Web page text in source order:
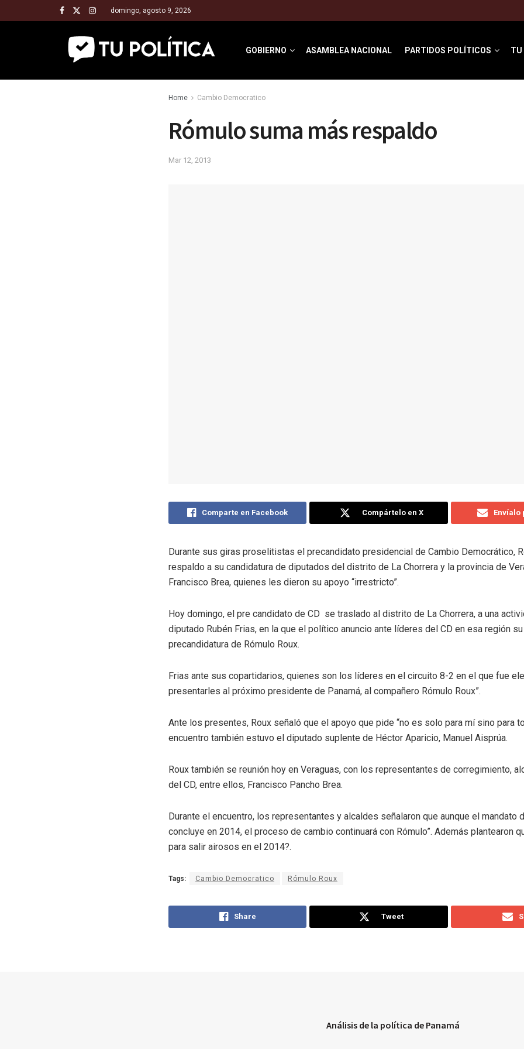
domingo, agosto 9, 2026
GOBIERNO ASAMBLEA NACIONAL PARTIDOS POLÍTICOS TU
Home Cambio Democratico
Rómulo suma más respaldo
Mar 12, 2013
Comparte en Facebook Compártelo en X Envíalo
Durante sus giras proselitistas el precandidato presidencial de Cambio Democrático,
respaldo a su candidatura de diputados del distrito de La Chorrera y la provincia de
Francisco Brea, quienes les dieron su apoyo “irrestricto”.
Hoy domingo, el pre candidato de CD se traslado al distrito de La Chorrera, a una
diputado Rubén Frias, en la que el político anuncio ante líderes del CD en esa región
precandidatura de Rómulo Roux.
Frias ante sus copartidarios, quienes son los líderes en el circuito 8-2 en el que fue
presentarles al próximo presidente de Panamá, al compañero Rómulo Roux”.
Ante los presentes, Roux señaló que el apoyo que pide “no es solo para mí sino para
encuentro también estuvo el diputado suplente de Héctor Aparicio, Manuel Aisprúa.
Roux también se reunión hoy en Veraguas, con los representantes de corregimiento,
del CD, entre ellos, Francisco Pancho Brea.
Durante el encuentro, los representantes y alcaldes señalaron que aunque el mandato
concluye en 2014, el proceso de cambio continuará con Rómulo”. Además plantearon
para salir airosos en el 2014?.
Tags: Cambio Democratico Rómulo Roux
Share Tweet
Análisis de la política de Panamá